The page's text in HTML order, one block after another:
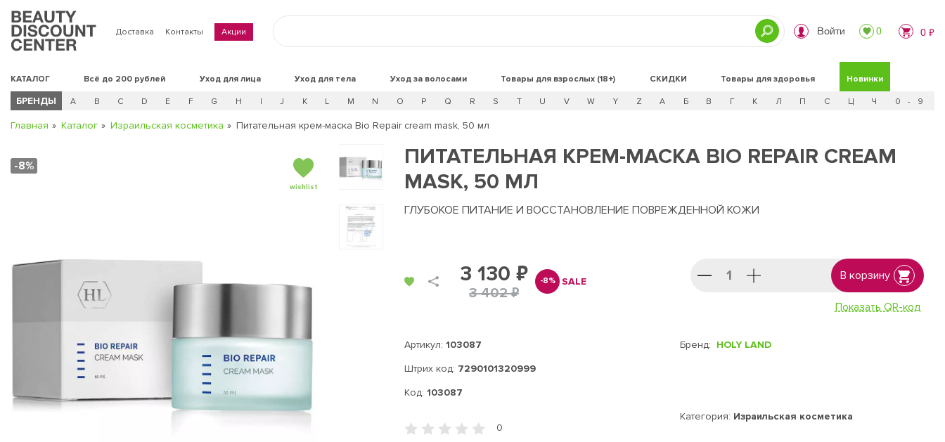
Доставка Контакты Акции Войти 0 0 ₽
КАТАЛОГ Всё до 200 рублей Уход для лица Уход для тела Уход за волосами Товары для взрослых (18+) СКИДКИ Новинки
Товары для здоровья
БРЕНДЫ A B C D E F G H I J K L M N O P Q R S T U V W Y Z А Б В Г К Л П С Ц Ч 0 - 9
Главная Каталог Израильская косметика Питательная крем-маска Bio Repair cream mask, 50 мл
-8%
wishlist
ПИТАТЕЛЬНАЯ КРЕМ-МАСКА BIO REPAIR CREAM
MASK, 50 МЛ
ГЛУБОКОЕ ПИТАНИЕ И ВОССТАНОВЛЕНИЕ ПОВРЕЖДЕННОЙ КОЖИ
3 130 ₽
3 402 ₽
-8% SALE В корзину
Показать QR-код
Артикул: 103087
Штрих код: 7290101320999
Код: 103087
Бренд: HOLY LAND
Категория: Израильская косметика
0